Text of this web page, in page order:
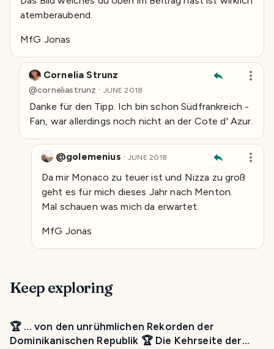
atemberaubend.
MfG Jonas
Cornelia Strunz
@corneliastrunz · JUNE 2018
Danke für den Tipp. Ich bin schon Südfrankreich -
Fan, war allerdings noch nicht an der Cote d' Azur.
@golemenius ·JUNE 2018
Da mir Monaco zu teuer ist und Nizza zu groß
geht es für mich dieses Jahr nach Menton.
Mal schauen was mich da erwartet.
MfG Jonas
Keep exploring
🏆 ... von den unrühmlichen Rekorden der
Dominikanischen Republik 🏆 Die Kehrseite der